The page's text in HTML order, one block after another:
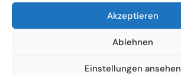
Akzeptieren
Ablehnen
Einstellungen ansehen